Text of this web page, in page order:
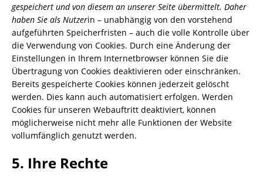
gespeichert und von diesem an unserer Seite übermittelt. Daher
haben Sie als Nutzerin – unabhängig von den vorstehend
aufgeführten Speicherfristen – auch die volle Kontrolle über
die Verwendung von Cookies. Durch eine Änderung der
Einstellungen in Ihrem Internetbrowser können Sie die
Übertragung von Cookies deaktivieren oder einschränken.
Bereits gespeicherte Cookies können jederzeit gelöscht
werden. Dies kann auch automatisiert erfolgen. Werden
Cookies für unseren Webauftritt deaktiviert, können
möglicherweise nicht mehr alle Funktionen der Website
vollumfänglich genutzt werden.
5. Ihre Rechte